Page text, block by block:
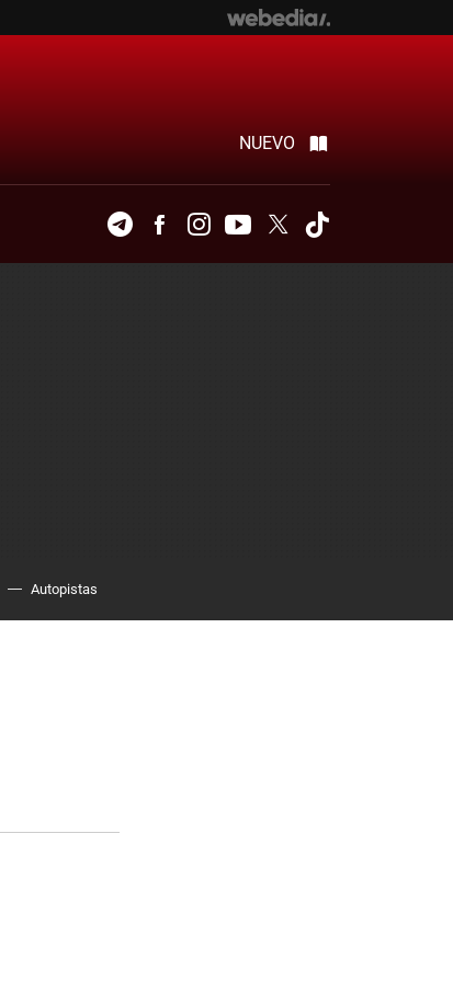
NUEVO
TelegramFacebookInstagramYoutubeTwitter
Autopistas